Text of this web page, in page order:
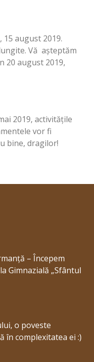
august 2019.
Vă așteptăm
20 august 2019,
2019, activitățile
vor fi
bine, dragilor!
– Începem
Gimnazială „Sfântul
o poveste
în complexitatea ei :)